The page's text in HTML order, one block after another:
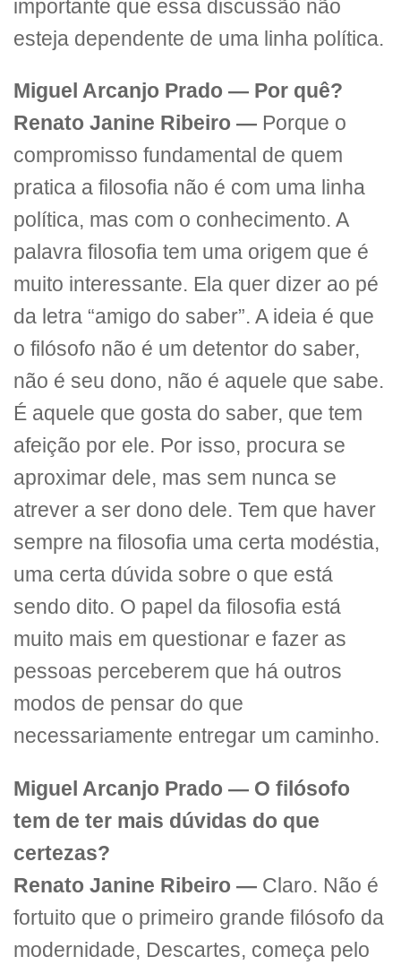
importante que essa discussão não
esteja dependente de uma linha política.
Miguel Arcanjo Prado — Por quê?
Renato Janine Ribeiro — Porque o
compromisso fundamental de quem
pratica a filosofia não é com uma linha
política, mas com o conhecimento. A
palavra filosofia tem uma origem que é
muito interessante. Ela quer dizer ao pé
da letra “amigo do saber”. A ideia é que
o filósofo não é um detentor do saber,
não é seu dono, não é aquele que sabe.
É aquele que gosta do saber, que tem
afeição por ele. Por isso, procura se
aproximar dele, mas sem nunca se
atrever a ser dono dele. Tem que haver
sempre na filosofia uma certa modéstia,
uma certa dúvida sobre o que está
sendo dito. O papel da filosofia está
muito mais em questionar e fazer as
pessoas perceberem que há outros
modos de pensar do que
necessariamente entregar um caminho.
Miguel Arcanjo Prado — O filósofo
tem de ter mais dúvidas do que
certezas?
Renato Janine Ribeiro — Claro. Não é
fortuito que o primeiro grande filósofo da
modernidade, Descartes, começa pelo